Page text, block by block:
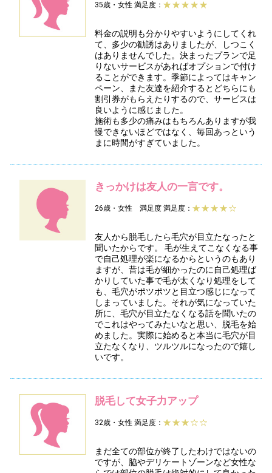
35歳・女性 満足度：
料金の説明も分かりやすいようにしてくれ
て、多少の勧誘はありましたが、しつこく
はありませんでした。決まったプランで足
りないサービスがあればオプションで付け
ることができます。季節によってはキャン
ペーン、また友達を紹介するとどちらにも
割引券がもらえたりするので、サービスは
良いように感じました。
施術も多少の痛みはもちろんありますが我
慢できないほどではなく、毎回あっという
まに時間がすぎていました。
きっかけは友人の一言です。
26歳・女性 満足度 満足度：
友人から脱毛したら毛穴が目立たなったと
聞いたからです。 毛が生えてこなくなる事
で自己処理が楽になるからというのもあり
ますが、昔は毛が細かったのに自己処理ば
かりしていた事で毛が太くなり処理をして
も、毛穴がポツポツと目立つ感じになって
しまっていました。それが気になっていた
所に、毛穴が目立たなくなる話を聞いたの
でこれはやってみたいなと思い、脱毛を始
めました。実際に始めると本当に毛穴が目
立たなくなり、ツルツルになったので嬉し
いです。
脱毛して女子力アップ
32歳・女性 満足度：
まだ全ての部位が終了したわけではないの
ですが、脇やデリケートゾーンなど女性な